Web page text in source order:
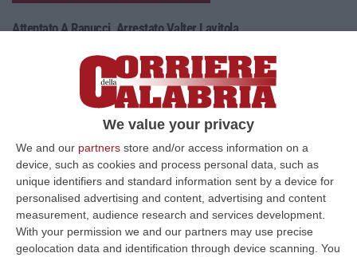
We value your privacy
We and our partners store and/or access information on a
device, such as cookies and process personal data, such as
unique identifiers and standard information sent by a device for
personalised advertising and content, advertising and content
measurement, audience research and services development.
With your permission we and our partners may use precise
geolocation data and identification through device scanning. You
Attentato A Ranucci, Arrestato Valter Lavitola
nell’inchiesta sull’attentato nell’ottobre scorso davanti all’abitazione
10 Agosto, 13:26
Guerriglia E Narcotraffico, 6 Morti In Scontri Tra Esercito E Clan
“BOGOTA Sei membri di gruppi armati sono stati uccisi in Colombia
durante operazioni militari lanciate dopo l’insediamento del nuovo
10 Agosto, 13:17
Nascite In Calo E Mortalità Neonatale Sopra La Media: Cosa Dice Il